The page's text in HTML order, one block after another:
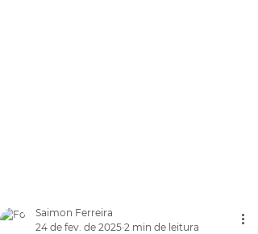
Saimon Ferreira
24 de fev. de 2025 2 min de leitura